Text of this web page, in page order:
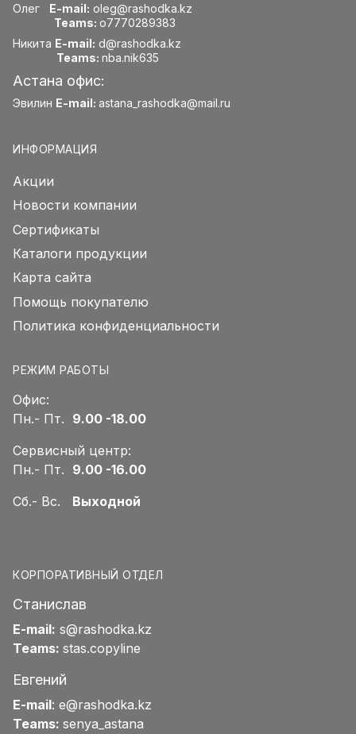
Олег E-mail: oleg@rashodka.kz
Teams: o7770289383
Никита E-mail: d@rashodka.kz
Teams: nba.nik635
Астана офис:
Эвилин E-mail: astana_rashodka@mail.ru
ИНФОРМАЦИЯ
Акции
Новости компании
Сертификаты
Каталоги продукции
Карта сайта
Помощь покупателю
Политика конфиденциальности
РЕЖИМ РАБОТЫ
Офис:
Пн.- Пт. 9.00 -18.00
Сервисный центр:
Пн.- Пт. 9.00 -16.00
Сб.- Вс. Выходной
КОРПОРАТИВНЫЙ ОТДЕЛ
Станислав
E-mail: s@rashodka.kz
Teams: stas.copyline
Евгений
E-mail: e@rashodka.kz
Teams: senya_astana